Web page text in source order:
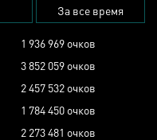
За все время
1 936 969 очков
3 852 059 очков
2 457 532 очков
1 784 450 очков
2 273 481 очков